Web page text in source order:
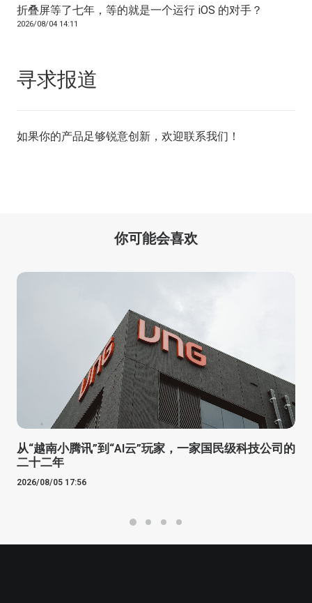
折叠屏等了七年，等的就是一个运行 iOS 的对手？
2026/08/04 14:11
寻求报道
如果你的产品足够锐意创新，欢迎联系我们 ！
你可能会喜欢
从“越南小腾讯”到“AI云”玩家，一家国民级科技公司的
二十二年
2026/08/05 17:56